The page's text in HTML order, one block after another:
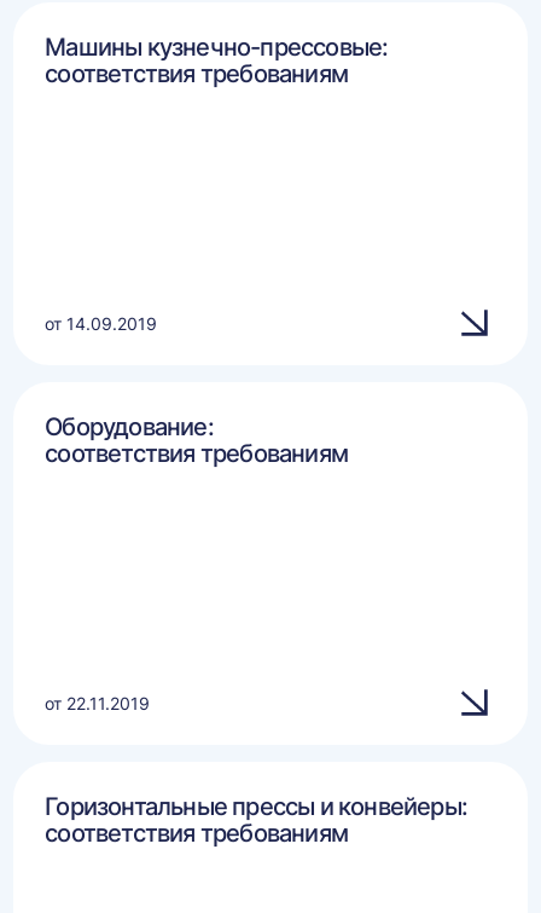
Машины кузнечно-прессовые:
соответствия требованиям
от 14.09.2019
Оборудование:
соответствия требованиям
от 22.11.2019
Горизонтальные прессы и конвейеры:
соответствия требованиям